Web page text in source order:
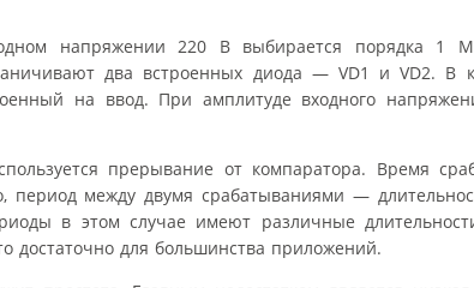
напряжении 220 В выбирается порядка 1
два встроенных диода — VD1 и VD2. В
на ввод. При амплитуде входного
прерывание от компаратора. Время
период между двумя срабатываниями —
в этом случае имеют различные
достаточно для большинства приложений.